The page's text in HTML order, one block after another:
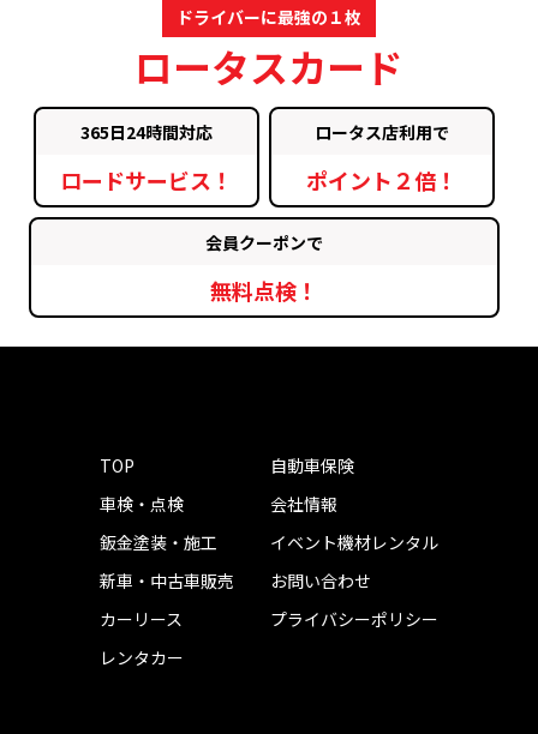
ドライバーに最強の１枚
ロータスカード
365日24時間対応
ロードサービス！
ロータス店利用で
ポイント２倍！
会員クーポンで
無料点検！
TOP
車検・点検
鈑金塗装・施工
新車・中古車販売
カーリース
レンタカー
自動車保険
会社情報
イベント機材レンタル
お問い合わせ
プライバシーポリシー